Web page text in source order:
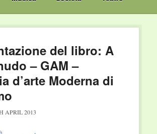
del libro: A
– GAM –
d’arte Moderna di
APRIL 2013